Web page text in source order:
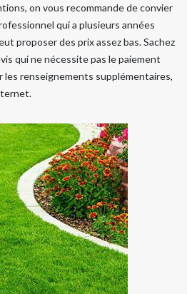
on vous recommande de convier
qui a plusieurs années
proposer des prix assez bas. Sachez
qui ne nécessite pas le paiement
les renseignements supplémentaires,